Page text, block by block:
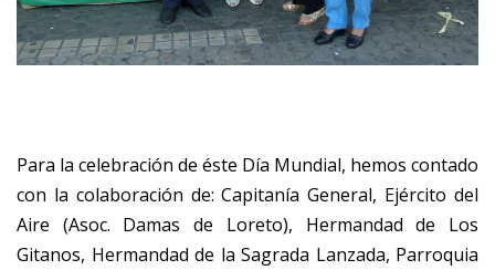
Para la celebración de éste Día Mundial, hemos contado
con la colaboración de: Capitanía General, Ejército del
Aire (Asoc. Damas de Loreto), Hermandad de Los
Gitanos, Hermandad de la Sagrada Lanzada, Parroquia